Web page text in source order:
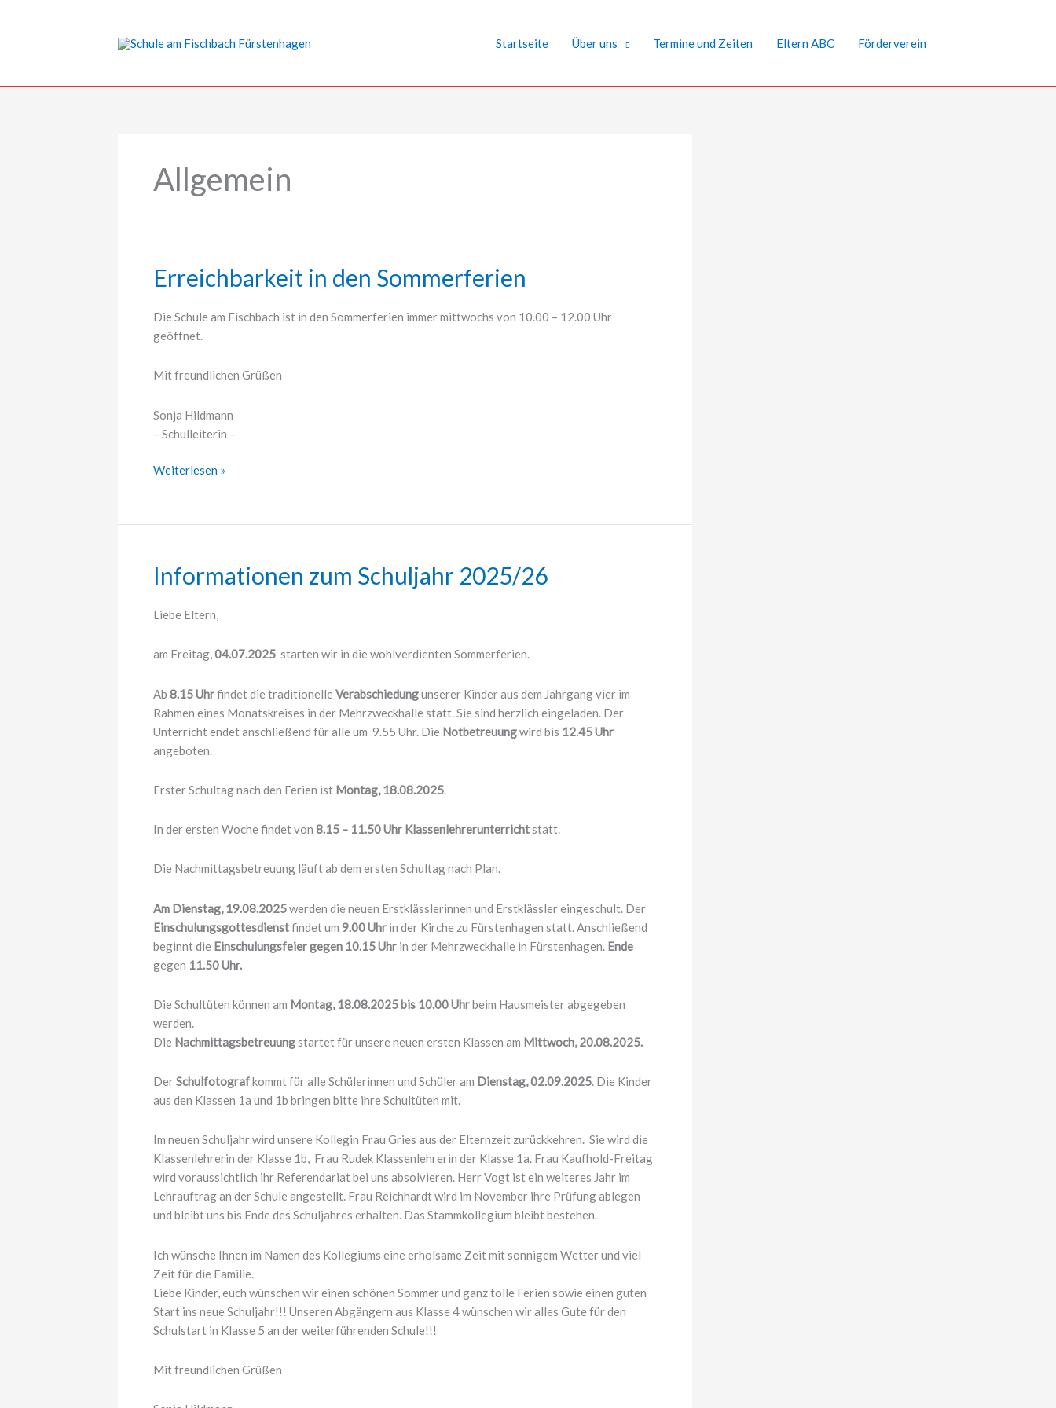
Startseite Über uns Termine und Zeiten Eltern ABC Förderverein
Allgemein
Erreichbarkeit in den Sommerferien
Die Schule am Fischbach ist in den Sommerferien immer mittwochs von 10.00 – 12.00 Uhr
geöffnet.
Mit freundlichen Grüßen
Sonja Hildmann
– Schulleiterin –
Erreichbarkeit
Sommerferien
Weiterlesen »
Informationen zum Schuljahr 2025/26
Liebe Eltern,
am Freitag,04.07.2025 starten wir in die wohlverdienten Sommerferien.
Ab 8.15 Uhrfindet die traditionelle Verabschiedungunserer Kinder aus dem Jahrgang vier im
Rahmen eines Monatskreises in der Mehrzweckhalle statt. Sie sind herzlich eingeladen. Der
Unterricht endet anschließend für alle um 9.55 Uhr. Die Notbetreuungwird bis 12.45 Uhr
angeboten.
Erster Schultag nach den Ferien ist Montag, 18.08.2025.
In der ersten Woche findet von 8.15 – 11.50 Uhr Klassenlehrerunterrichtstatt.
Die Nachmittagsbetreuung läuft ab dem ersten Schultag nach Plan.
Am Dienstag, 19.08.2025werden die neuen Erstklässlerinnen und Erstklässler eingeschult. Der
Einschulungsgottesdienstfindet um 9.00 Uhr in der Kirche zu Fürstenhagen statt. Anschließend
beginnt die Einschulungsfeier gegen 10.15 Uhr in der Mehrzweckhalle in Fürstenhagen. Ende
gegen 11.50 Uhr.
Die Schultüten können am Montag, 18.08.2025 bis 10.00 Uhrbeim Hausmeister abgegeben
werden.
Die Nachmittagsbetreuungstartet für unsere neuen ersten Klassen am Mittwoch, 20.08.2025.
DerSchulfotografkommt für alle Schülerinnen und Schüler am Dienstag, 02.09.2025. Die Kinder
aus den Klassen 1a und 1b bringen bitte ihre Schultüten mit.
Im neuen Schuljahr wird unsere Kollegin Frau Gries aus der Elternzeit zurückkehren. Sie wird die
Klassenlehrerin der Klasse 1b, Frau Rudek Klassenlehrerin der Klasse 1a. Frau Kaufhold-Freitag
wird voraussichtlich ihr Referendariat bei uns absolvieren. Herr Vogt ist ein weiteres Jahr im
Lehrauftrag an der Schule angestellt. Frau Reichhardt wird im November ihre Prüfung ablegen
und bleibt uns bis Ende des Schuljahres erhalten. Das Stammkollegium bleibt bestehen.
Ich wünsche Ihnen im Namen des Kollegiums eine erholsame Zeit mit sonnigem Wetter und viel
Zeit für die Familie.
Liebe Kinder, euch wünschen wir einen schönen Sommer und ganz tolle Ferien sowie einen guten
Start ins neue Schuljahr!!! Unseren Abgängern aus Klasse 4 wünschen wir alles Gute für den
Schulstart in Klasse 5 an der weiterführenden Schule!!!
Mit freundlichen Grüßen